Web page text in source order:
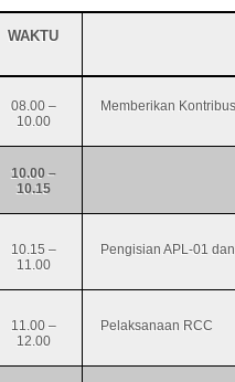
WAKTU
08.00 –
10.00
Memberikan
10.00 –
10.15
10.15 –
11.00
Pengisian APL-01
11.00 –
12.00
Pelaksanaan RCC